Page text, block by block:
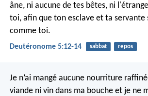
âne, ni aucune de tes bêtes, ni
toi, afin que ton esclave et ta servante
comme toi.
Deutéronome 5:12-14 sabbat repos
Je n’ai mangé aucune nourriture
viande ni vin dans ma bouche et je ne